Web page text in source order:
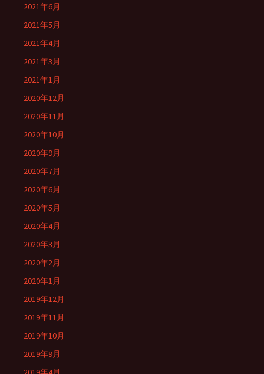
2021年6月
2021年5月
2021年4月
2021年3月
2021年1月
2020年12月
2020年11月
2020年10月
2020年9月
2020年7月
2020年6月
2020年5月
2020年4月
2020年3月
2020年2月
2020年1月
2019年12月
2019年11月
2019年10月
2019年9月